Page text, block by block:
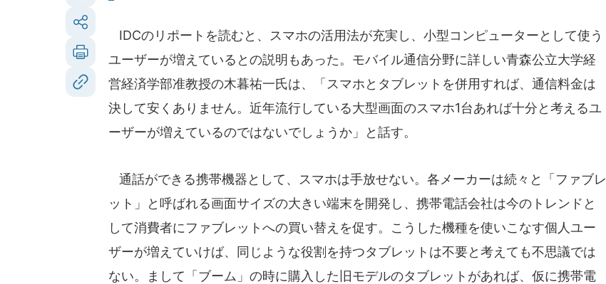
IDCのリポートを読むと、スマホの活用法が充実し、小型コンピューターとして使う
ユーザーが増えているとの説明もあった。モバイル通信分野に詳しい青森公立大学経
営経済学部准教授の木暮祐一氏は、「スマホとタブレットを併用すれば、通信料金は
決して安くありません。近年流行している大型画面のスマホ1台あれば十分と考えるユ
ーザーが増えているのではないでしょうか」と話す。
通話ができる携帯機器として、スマホは手放せない。各メーカーは続々と「ファブレ
ット」と呼ばれる画面サイズの大きい端末を開発し、携帯電話会社は今のトレンドと
して消費者にファブレットへの買い替えを促す。こうした機種を使いこなす個人ユー
ザーが増えていけば、同じような役割を持つタブレットは不要と考えても不思議では
ない。まして「ブーム」の時に購入した旧モデルのタブレットがあれば、仮に携帯電